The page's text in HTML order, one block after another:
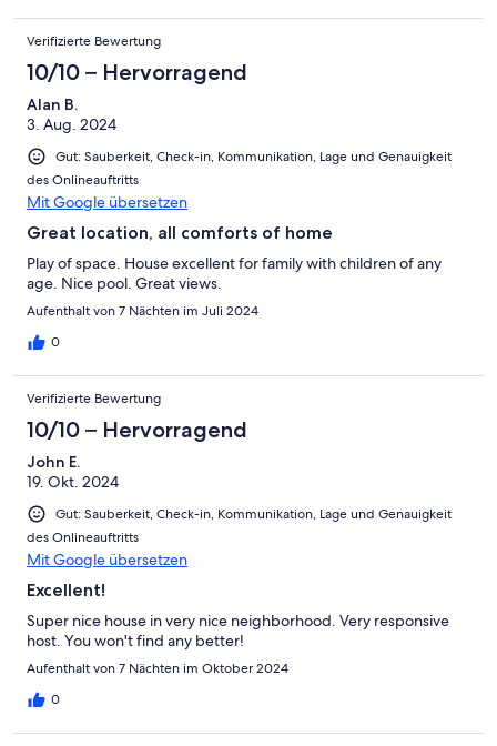
Verifizierte Bewertung
10/10 – Hervorragend
Alan B.
3. Aug. 2024
Gut: Sauberkeit, Check-in, Kommunikation, Lage und Genauigkeit
des Onlineauftritts
Mit Google übersetzen
Great location, all comforts of home
Play of space. House excellent for family with children of any
age. Nice pool. Great views.
Aufenthalt von 7 Nächten im Juli 2024
0
Verifizierte Bewertung
10/10 – Hervorragend
John E.
19. Okt. 2024
Gut: Sauberkeit, Check-in, Kommunikation, Lage und Genauigkeit
des Onlineauftritts
Mit Google übersetzen
Excellent!
Super nice house in very nice neighborhood. Very responsive
host. You won't find any better!
Aufenthalt von 7 Nächten im Oktober 2024
0